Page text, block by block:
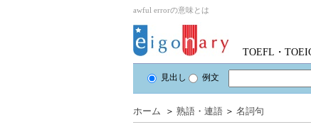
awful errorの意味とは
TOEFL・
見出し 例文
ホーム ＞ 熟語・連語 ＞ 名詞句